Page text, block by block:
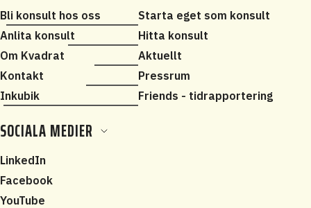
Bli konsult hos oss
Starta eget som konsult
Anlita konsult
Hitta konsult
Om Kvadrat
Aktuellt
Kontakt
Pressrum
Inkubik
Friends - tidrapportering
SOCIALA MEDIER
LinkedIn
Facebook
YouTube